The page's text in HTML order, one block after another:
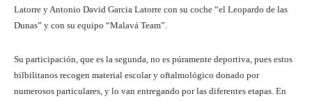
Latorre y Antonio David Garcia Latorre con su coche “el Leopardo de las
Dunas” y con su equipo “Malavá Team”.
Su participación, que es la segunda, no es púramente deportiva, pues estos
bilbilitanos recogen material escolar y oftalmológico donado por
numerosos particulares, y lo van entregando por las diferentes etapas. En